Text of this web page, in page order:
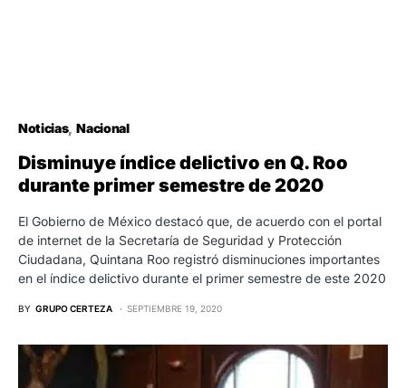
Noticias Nacional
Disminuye índice delictivo en Q. Roo
durante primer semestre de 2020
El Gobierno de México destacó que, de acuerdo con el portal
de internet de la Secretaría de Seguridad y Protección
Ciudadana, Quintana Roo registró disminuciones importantes
en el índice delictivo durante el primer semestre de este 2020
BY GRUPO CERTEZA SEPTIEMBRE 19, 2020